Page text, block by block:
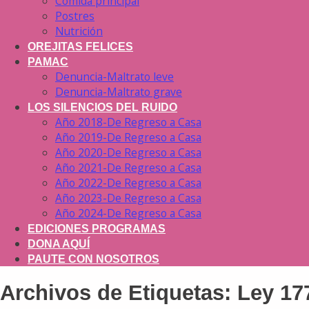
Postres
Nutrición
OREJITAS FELICES
PAMAC
Denuncia-Maltrato leve
Denuncia-Maltrato grave
LOS SILENCIOS DEL RUIDO
Año 2018-De Regreso a Casa
Año 2019-De Regreso a Casa
Año 2020-De Regreso a Casa
Año 2021-De Regreso a Casa
Año 2022-De Regreso a Casa
Año 2023-De Regreso a Casa
Año 2024-De Regreso a Casa
EDICIONES PROGRAMAS
DONA AQUÍ
PAUTE CON NOSOTROS
Archivos de Etiquetas: Ley